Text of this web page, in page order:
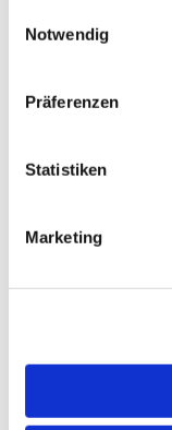
Notwendig
Präferenzen
Statistiken
Marketing